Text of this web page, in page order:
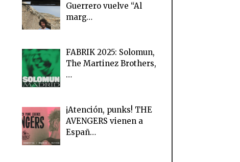
Guerrero vuelve “Al
marg…
FABRIK 2025: Solomun,
The Martinez Brothers,
…
¡Atención, punks! THE
AVENGERS vienen a
Españ…